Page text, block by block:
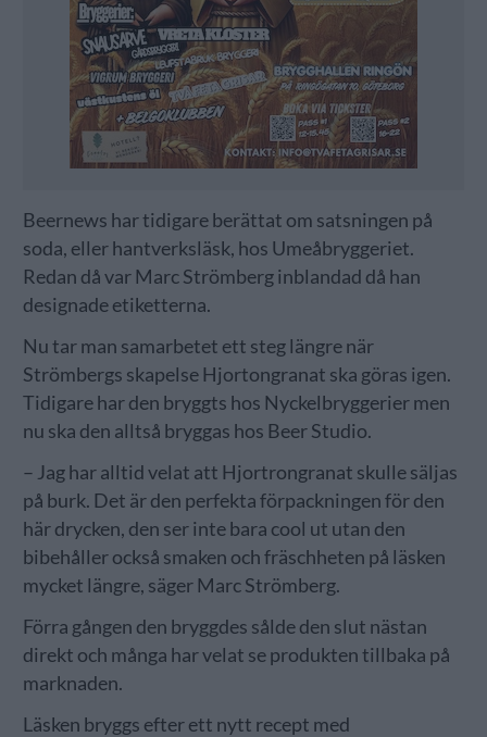
Beernews har tidigare berättat om satsningen på
soda, eller hantverksläsk, hos Umeåbryggeriet.
Redan då var Marc Strömberg inblandad då han
designade etiketterna.
Nu tar man samarbetet ett steg längre när
Strömbergs skapelse Hjortongranat ska göras igen.
Tidigare har den bryggts hos Nyckelbryggerier men
nu ska den alltså bryggas hos Beer Studio.
– Jag har alltid velat att Hjortrongranat skulle säljas
på burk. Det är den perfekta förpackningen för den
här drycken, den ser inte bara cool ut utan den
bibehåller också smaken och fräschheten på läsken
mycket längre, säger Marc Strömberg.
Förra gången den bryggdes sålde den slut nästan
direkt och många har velat se produkten tillbaka på
marknaden.
Läsken bryggs efter ett nytt recept med